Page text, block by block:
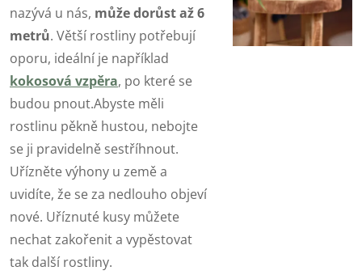
nazývá u nás, může dorůst až 6
metrů. Větší rostliny potřebují
oporu, ideální je například
kokosová vzpěra, po které se
budou pnout.Abyste měli
rostlinu pěkně hustou, nebojte
se ji pravidelně sestříhnout.
Uřízněte výhony u země a
uvidíte, že se za nedlouho objeví
nové. Uříznuté kusy můžete
nechat zakořenit a vypěstovat
tak další rostliny.